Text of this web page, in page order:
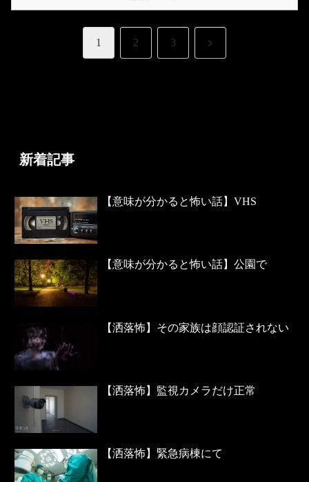
1 2 3 次
新着記事
【意味が分かると怖い話】VHS
【意味が分かると怖い話】公園で
【洒落怖】その家族は顔認証されない
【洒落怖】監視カメラだけ正常
【洒落怖】緊急病棟にて